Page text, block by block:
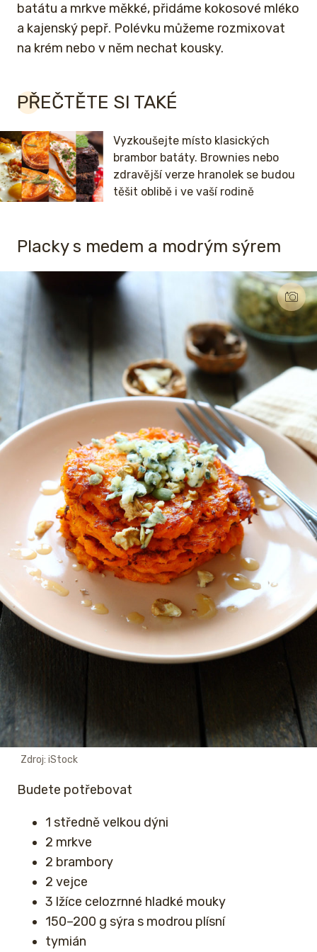
batátu a mrkve měkké, přidáme kokosové mléko
a kajenský pepř. Polévku můžeme rozmixovat
na krém nebo v něm nechat kousky.
PŘEČTĚTE SI TAKÉ
Vyzkoušejte místo klasických
brambor batáty. Brownies nebo
zdravější verze hranolek se budou
těšit oblibě i ve vaší rodině
Placky s medem a modrým sýrem
Zdroj: iStock
Budete potřebovat
1 středně velkou dýni
2 mrkve
2 brambory
2 vejce
3 lžíce celozrnné hladké mouky
150–200 g sýra s modrou plísní
tymián